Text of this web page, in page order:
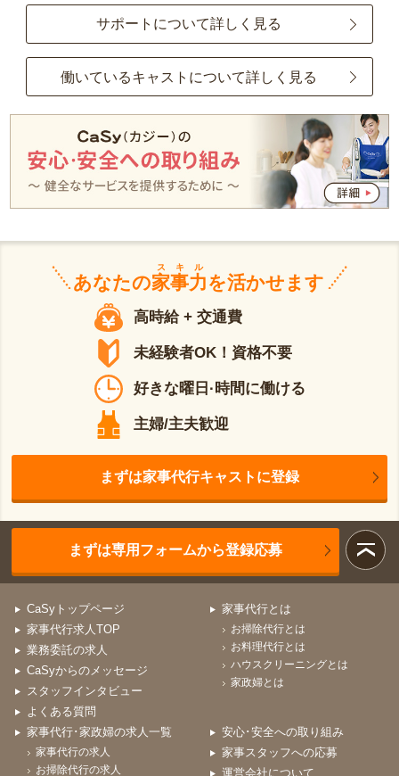
サポートについて詳しく見る
働いているキャストについて詳しく見る
あなたの家事力
スキル
を活かせます
高時給 + 交通費
未経験者OK！資格不要
好きな曜日·時間に働ける
主婦/主夫歓迎
まずは家事代行キャストに登録
まずは専用フォームから登録応募
CaSyトップページ
家事代行求人TOP
業務委託の求人
CaSyからのメッセージ
スタッフインタビュー
よくある質問
家事代行とは
お掃除代行とは
お料理代行とは
ハウスクリーニングとは
家政婦とは
家事代行･家政婦の求人一覧
家事代行の求人
お掃除代行の求人
安心･安全への取り組み
家事スタッフへの応募
運営会社について